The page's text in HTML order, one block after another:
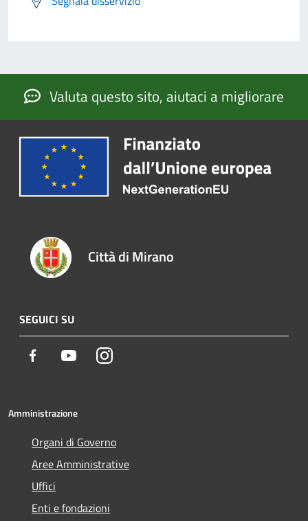
Valuta questo sito, aiutaci a migliorare
Città di Mirano
SEGUICI SU
Facebook YoutubeInstagram
Amministrazione
Organi di Governo
Aree Amministrative
Uffici
Enti e fondazioni